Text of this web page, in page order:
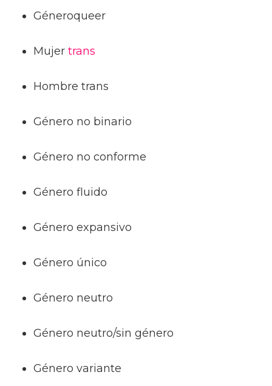
Géneroqueer
Mujer trans
Hombre trans
Género no binario
Género no conforme
Género fluido
Género expansivo
Género único
Género neutro
Género neutro/sin género
Género variante